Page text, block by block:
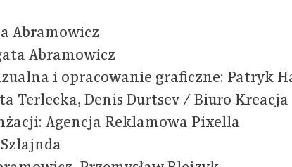
Abramowicz
Abramowicz
i opracowanie graficzne: Patryk
Terlecka, Denis Durtsev / Biuro Kreacja
Agencja Reklamowa Pixella